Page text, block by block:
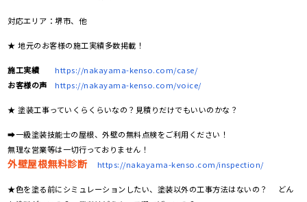
対応エリア：堺市、他
★ 地元のお客様の施工実績多数掲載！
施工実績
https://nakayama-kenso.com/case/
お客様の声
https://nakayama-kenso.com/voice/
★ 塗装工事っていくらくらいなの？見積りだけでもいいのかな？
➡一級塗装技能士の屋根、外壁の無料点検をご利用ください！
無理な営業等は一切行っておりません！
外壁屋根無料診断 https://nakayama-kenso.com/inspection/
★色を塗る前にシミュレーションしたい、塗装以外の工事方法はないの？ どん